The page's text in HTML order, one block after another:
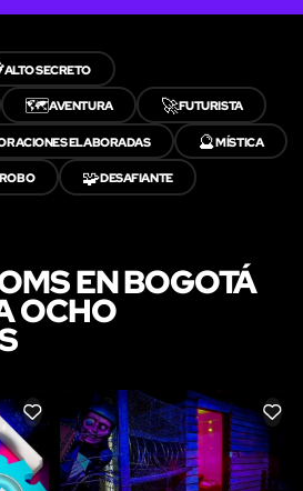
ALTO SECRETO
🗺️AVENTURA 🚀FUTURISTA
ELABORADAS 🔮MÍSTICA
🧩DESAFIANTE
EN BOGOTÁ
OCHO
LIKE LIKE